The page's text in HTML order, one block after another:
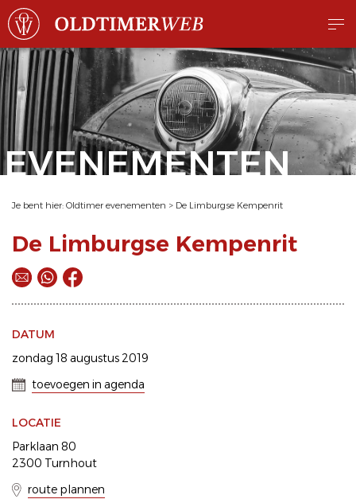
EVENEMENTEN
Je bent hier: Oldtimer evenementen > De Limburgse Kempenrit
De Limburgse Kempenrit
DATUM
zondag 18 augustus 2019
toevoegen in agenda
LOCATIE
Parklaan 80
2300 Turnhout
route plannen